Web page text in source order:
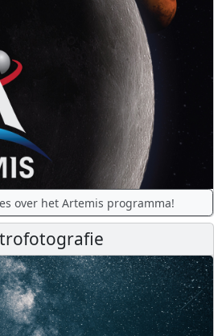
over het Artemis programma!